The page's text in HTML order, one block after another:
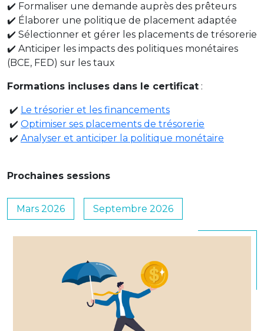
✔️ Formaliser une demande auprès des prêteurs
✔️ Élaborer une politique de placement adaptée
✔️ Sélectionner et gérer les placements de trésorerie
✔️ Anticiper les impacts des politiques monétaires
(BCE, FED) sur les taux
Formations incluses dans le certificat :
✔️ Le trésorier et les financements
✔️ Optimiser ses placements de trésorerie
✔️ Analyser et anticiper la politique monétaire
Prochaines sessions
Mars 2026 Septembre 2026